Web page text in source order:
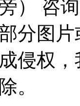
） 咨
分图
侵权
。